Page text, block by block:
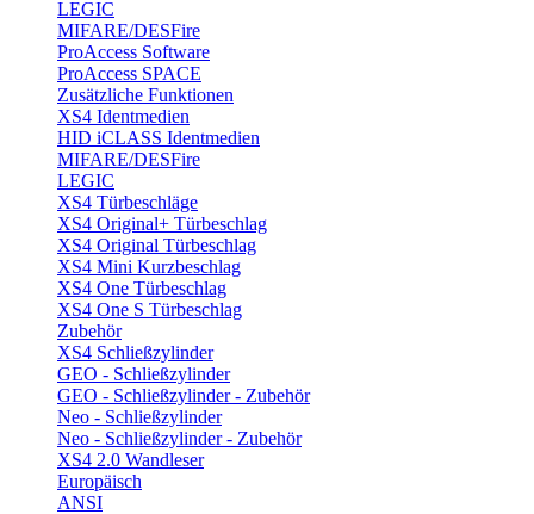
LEGIC
MIFARE/DESFire
ProAccess Software
ProAccess SPACE
Zusätzliche Funktionen
XS4 Identmedien
HID iCLASS Identmedien
MIFARE/DESFire
LEGIC
XS4 Türbeschläge
XS4 Original+ Türbeschlag
XS4 Original Türbeschlag
XS4 Mini Kurzbeschlag
XS4 One Türbeschlag
XS4 One S Türbeschlag
Zubehör
XS4 Schließzylinder
GEO - Schließzylinder
GEO - Schließzylinder - Zubehör
Neo - Schließzylinder
Neo - Schließzylinder - Zubehör
XS4 2.0 Wandleser
Europäisch
ANSI